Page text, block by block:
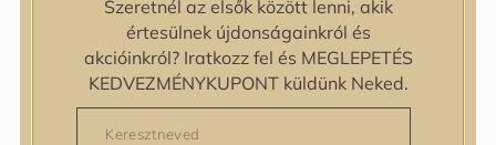
Bőrállapot
Bőrállapot
Bőrtípus
Bőrtípus
Kombinált
Szeretnél az elsők között lenni, akik
értesülnek újdonságainkról és
akcióinkról? Iratkozz fel és MEGLEPETÉS
KEDVEZMÉNYKUPONT küldünk Neked.